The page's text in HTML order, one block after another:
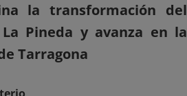
la transformación del
Pineda y avanza en la
Tarragona